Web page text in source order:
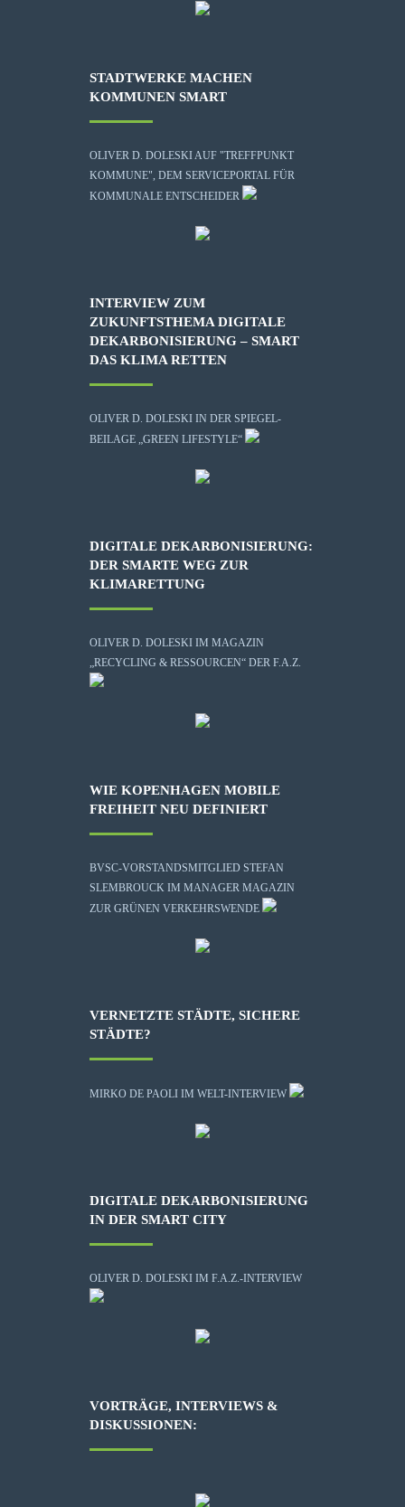
STADTWERKE MACHEN
KOMMUNEN SMART
OLIVER D. DOLESKI AUF "TREFFPUNKT
KOMMUNE", DEM SERVICEPORTAL FÜR
KOMMUNALE ENTSCHEIDER
INTERVIEW ZUM
ZUKUNFTSTHEMA DIGITALE
DEKARBONISIERUNG – SMART
DAS KLIMA RETTEN
OLIVER D. DOLESKI IN DER SPIEGEL-
BEILAGE „GREEN LIFESTYLE“
DIGITALE DEKARBONISIERUNG:
DER SMARTE WEG ZUR
KLIMARETTUNG
OLIVER D. DOLESKI IM MAGAZIN
„RECYCLING & RESSOURCEN“ DER F.A.Z.
WIE KOPENHAGEN MOBILE
FREIHEIT NEU DEFINIERT
BVSC-VORSTANDSMITGLIED STEFAN
SLEMBROUCK IM MANAGER MAGAZIN
ZUR GRÜNEN VERKEHRSWENDE
VERNETZTE STÄDTE, SICHERE
STÄDTE?
MIRKO DE PAOLI IM WELT-INTERVIEW
DIGITALE DEKARBONISIERUNG
IN DER SMART CITY
OLIVER D. DOLESKI IM F.A.Z.-INTERVIEW
VORTRÄGE, INTERVIEWS &
DISKUSSIONEN: